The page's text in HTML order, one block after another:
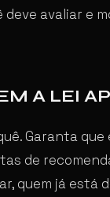
deve avaliar e
A LEI
Garanta
de
quem já está